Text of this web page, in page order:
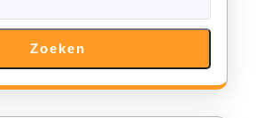
Zoeken